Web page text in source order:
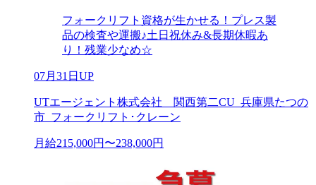
フォークリフト資格が生かせる！プレス製
品の検査や運搬♪土日祝休み&長期休暇あ
り！残業少なめ☆
07月31日UP
UTエージェント株式会社 関西第二CU_兵庫県たつの
市_フォークリフト･クレーン
月給215,000円〜238,000円